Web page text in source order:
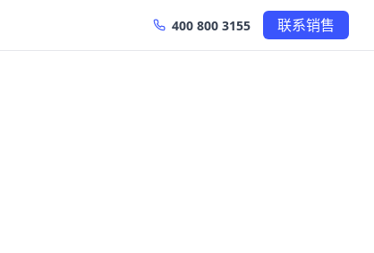
400 800 3155 联系销售